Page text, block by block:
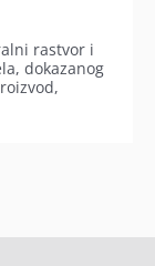
rastvor i
dokazanog